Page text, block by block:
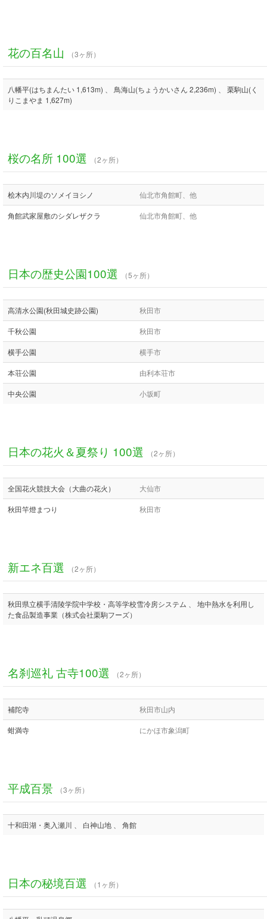
花の百名山 （3ヶ所）
八幡平(はちまんたい 1,613m) 、 鳥海山(ちょうかいさん 2,236m) 、 栗駒山(く
りこまやま 1,627m)
桜の名所 100選 （2ヶ所）
桧木内川堤のソメイヨシノ 仙北市角館町、他
角館武家屋敷のシダレザクラ 仙北市角館町、他
日本の歴史公園100選 （5ヶ所）
高清水公園(秋田城史跡公園) 秋田市
千秋公園 秋田市
横手公園 横手市
本荘公園 由利本荘市
中央公園 小坂町
日本の花火＆夏祭り 100選 （2ヶ所）
全国花火競技大会（大曲の花火） 大仙市
秋田竿燈まつり 秋田市
新エネ百選 （2ヶ所）
秋田県立横手清陵学院中学校・高等学校雪冷房システム 、 地中熱水を利用し
た食品製造事業（株式会社栗駒フーズ）
名刹巡礼 古寺100選 （2ヶ所）
補陀寺 秋田市山内
蚶満寺 にかほ市象潟町
平成百景 （3ヶ所）
十和田湖・奥入瀬川 、 白神山地 、 角館
日本の秘境百選 （1ヶ所）